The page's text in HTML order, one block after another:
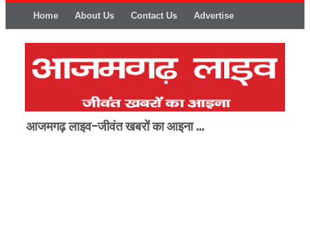
Home About Us Contact Us Advertise
आजमगढ़ लाइव-जीवंत खबरों का आइना ...